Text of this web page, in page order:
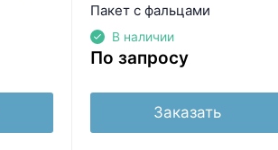
Пакет с фальцами
В наличии
По запросу
Заказать